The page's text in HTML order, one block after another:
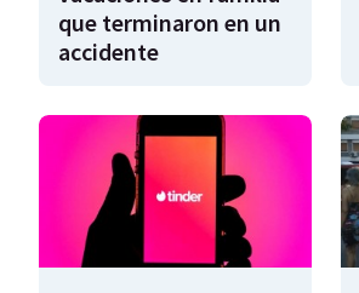
que terminaron en un
accidente